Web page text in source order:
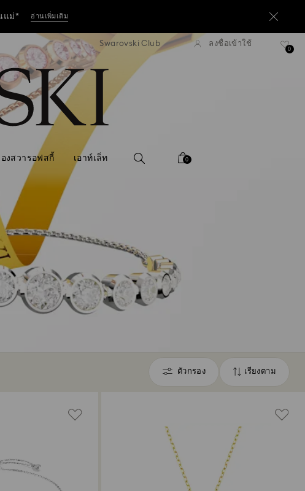
แม่* อ่านเพิ่มเติม
บาทขึ้นไป* ซื้อเลย
แม่* อ่านเพิ่มเติม
ค่าจัดส่งแบบธรรมดาที่มียอดสูงกว่า 3,670 ฿ ฟรีค่าจัดส่งแบบธรรมดาที่มียอดสูง
Swarovski Club ลงชื่อเข้าใช้
0
งสวารอฟสกี้ เอาท์เล็ท 0
ตัวกรอง
ตัว
เรียงตาม
เรียง